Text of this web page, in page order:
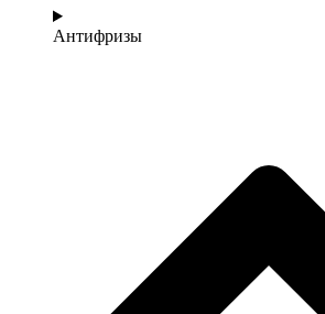
Антифризы